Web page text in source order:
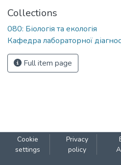
Collections
080: Біологія та екологія
Кафедра лабораторної
Full item page
Cookie
settings
Privacy
policy